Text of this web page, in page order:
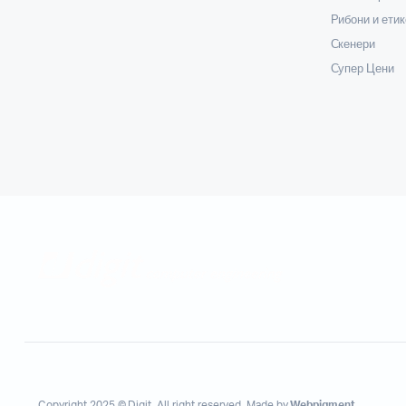
Рибони и
Скенери
Супер Цени